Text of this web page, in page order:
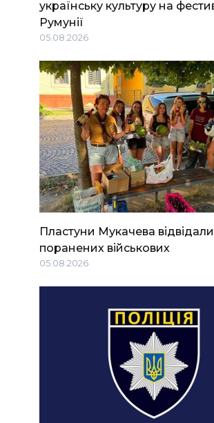
українську культуру на
Румунії
05.08.2026
Пластуни Мукачева відвідали
поранених військових
05.08.2026